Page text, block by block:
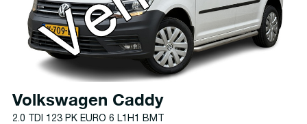
Volkswagen Caddy
2.0 TDI 123 PK EURO 6 L1H1 BMT